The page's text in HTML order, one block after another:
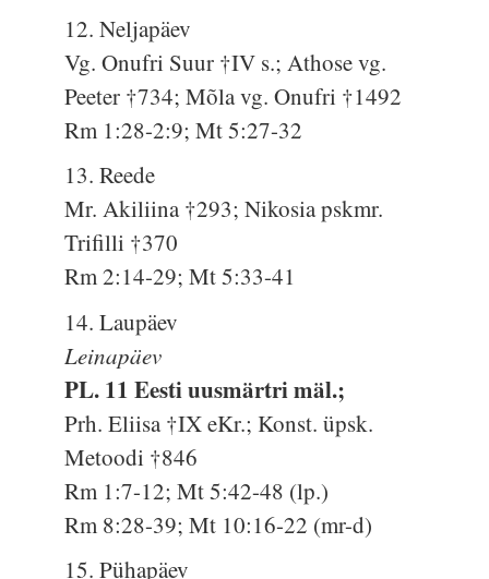
12. Neljapäev
Vg. Onufri Suur †IV s.; Athose vg.
Peeter †734; Mõla vg. Onufri †1492
Rm 1:28-2:9; Mt 5:27-32
13. Reede
Mr. Akiliina †293; Nikosia pskmr.
Trifilli †370
Rm 2:14-29; Mt 5:33-41
14. Laupäev
Leinapäev
PL. 11 Eesti uusmärtri mäl.;
Prh. Eliisa †IX eKr.; Konst. üpsk.
Metoodi †846
Rm 1:7-12; Mt 5:42-48 (lp.)
Rm 8:28-39; Mt 10:16-22 (mr-d)
15. Pühapäev